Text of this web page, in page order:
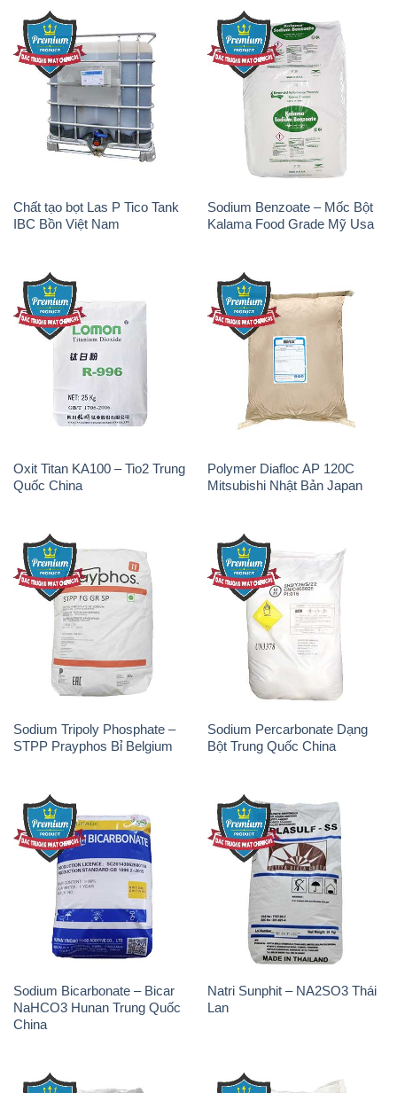
Chất tạo bọt Las P Tico Tank
IBC Bồn Việt Nam
Sodium Benzoate – Mốc Bột
Kalama Food Grade Mỹ Usa
Oxit Titan KA100 – Tio2 Trung
Quốc China
Polymer Diafloc AP 120C
Mitsubishi Nhật Bản Japan
Sodium Tripoly Phosphate –
STPP Prayphos Bỉ Belgium
Sodium Percarbonate Dạng
Bột Trung Quốc China
Sodium Bicarbonate – Bicar
NaHCO3 Hunan Trung Quốc
China
Natri Sunphit – NA2SO3 Thái
Lan